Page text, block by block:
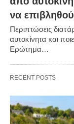
να
Περιπτώσεις
αυτοκίνητα και
Ερώτημα…
RECENT POSTS